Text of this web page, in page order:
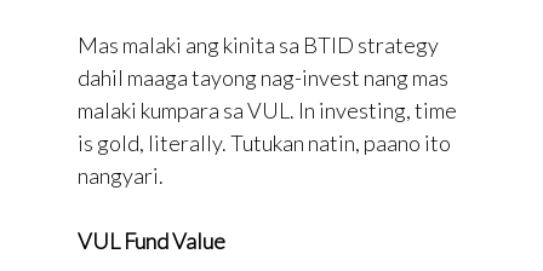
Mas malaki ang kinita sa BTID strategy
dahil maaga tayong nag-invest nang mas
malaki kumpara sa VUL. In investing, time
is gold, literally. Tutukan natin, paano ito
nangyari.
VUL Fund Value